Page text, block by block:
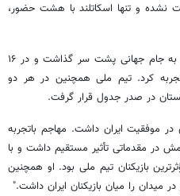
نشده و تنها اسکاتلند با هشت حضور،
ایران مسیر نسبتاً راحتی را برای رسیدن به جام جهانی پشت سر گذاشت و در ۱۶
کرد. تیم ملی همچنین در هر دو
در صدر جدول قرار گرفت.
موفقیت ایران داشت. مهاجم باتجربه
روی ۴۹ درصد از ۳۵ گل تیمش در مقدماتی تأثیر مستقیم داشت و با
بازیکنان تیم ملی بود. او همچنین